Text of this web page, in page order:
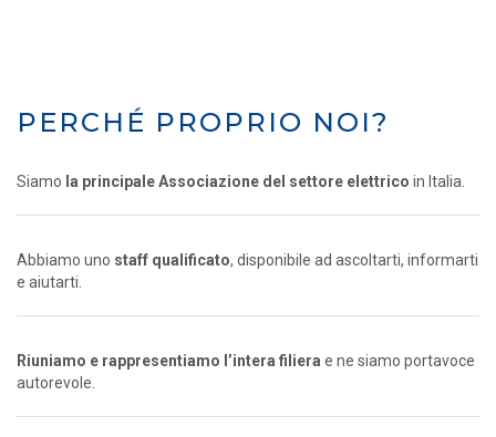
PERCHÉ PROPRIO NOI?
Siamo la principale Associazione del settore elettrico in Italia.
Abbiamo uno staff qualificato, disponibile ad ascoltarti, informarti
e aiutarti.
Riuniamo e rappresentiamo l’intera filiera e ne siamo portavoce
autorevole.